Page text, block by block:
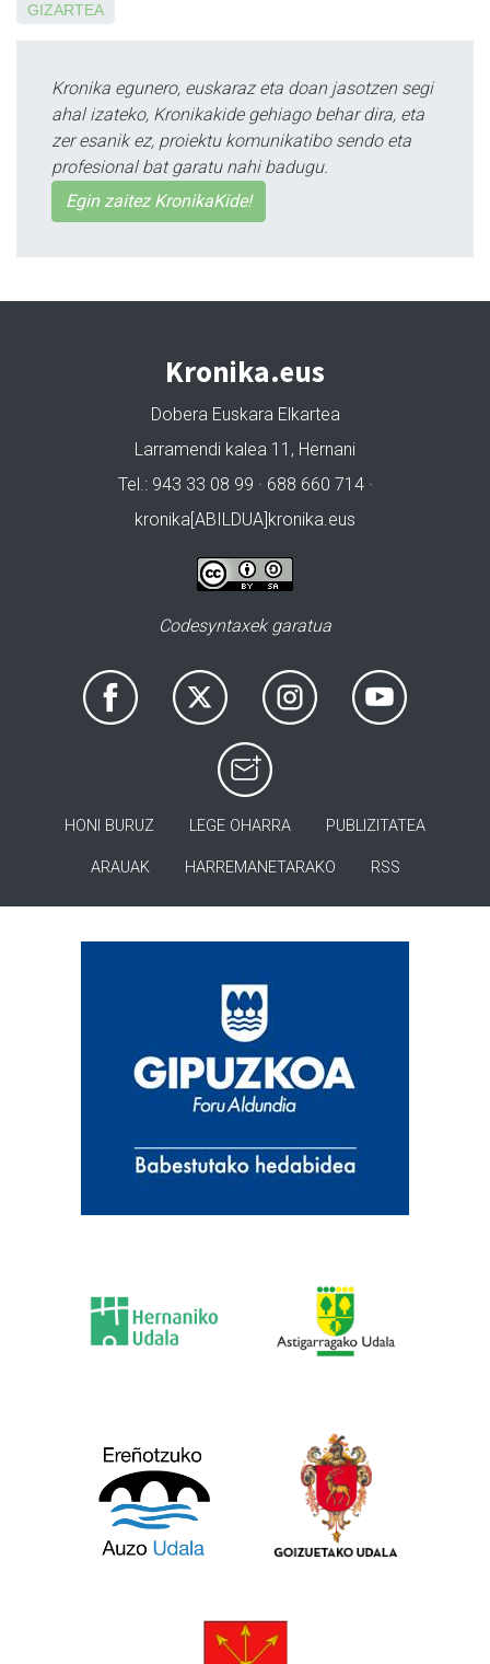
GIZARTEA
Kronika egunero, euskaraz eta doan jasotzen segi
ahal izateko, Kronikakide gehiago behar dira, eta
zer esanik ez, proiektu komunikatibo sendo eta
profesional bat garatu nahi badugu.
Egin zaitez KronikaKide!
Kronika.eus
Dobera Euskara Elkartea
Larramendi kalea 11, Hernani
Tel.: 943 33 08 99 · 688 660 714 ·
kronika[ABILDUA]kronika.eus
Codesyntaxek garatua
HONI BURUZ LEGE OHARRA PUBLIZITATEA
ARAUAK HARREMANETARAKO RSS